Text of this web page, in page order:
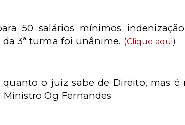
50 salários mínimos
da 3ª turma foi unânime. (Clique aqui)
o juiz sabe de Direito, mas
Og Fernandes